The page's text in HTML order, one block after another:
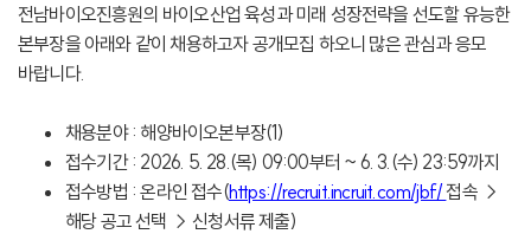
전남바이오진흥원의 바이오산업 육성과 미래 성장전략을 선도할 유능한
본부장을 아래와 같이 채용하고자 공개모집 하오니 많은 관심과 응모
바랍니다.
채용분야 : 해양바이오본부장(1)
접수기간 : 2026. 5. 28.(목) 09:00부터 ~ 6. 3.(수) 23:59까지
접수방법 : 온라인 접수(https://recruit.incruit.com/jbf/접속 →
해당 공고 선택 → 신청서류 제출)